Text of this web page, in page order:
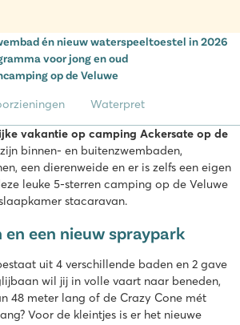
én nieuw waterspeeltoestel in 2026
voor jong en oud
op de Veluwe
Waterpret
vakantie op camping Ackersate op de
binnen- en buitenzwembaden,
een dierenweide en er is zelfs een eigen
leuke 5-sterren camping op de Veluwe
stacaravan.
en een nieuw spraypark
uit 4 verschillende baden en 2 gave
wil jij in volle vaart naar beneden,
48 meter lang of de Crazy Cone mét
Voor de kleintjes is er het nieuwe